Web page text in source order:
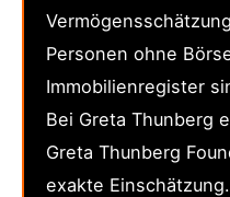
Personen ohne
Immobilienregister
Bei Greta Thunberg
Greta Thunberg
exakte